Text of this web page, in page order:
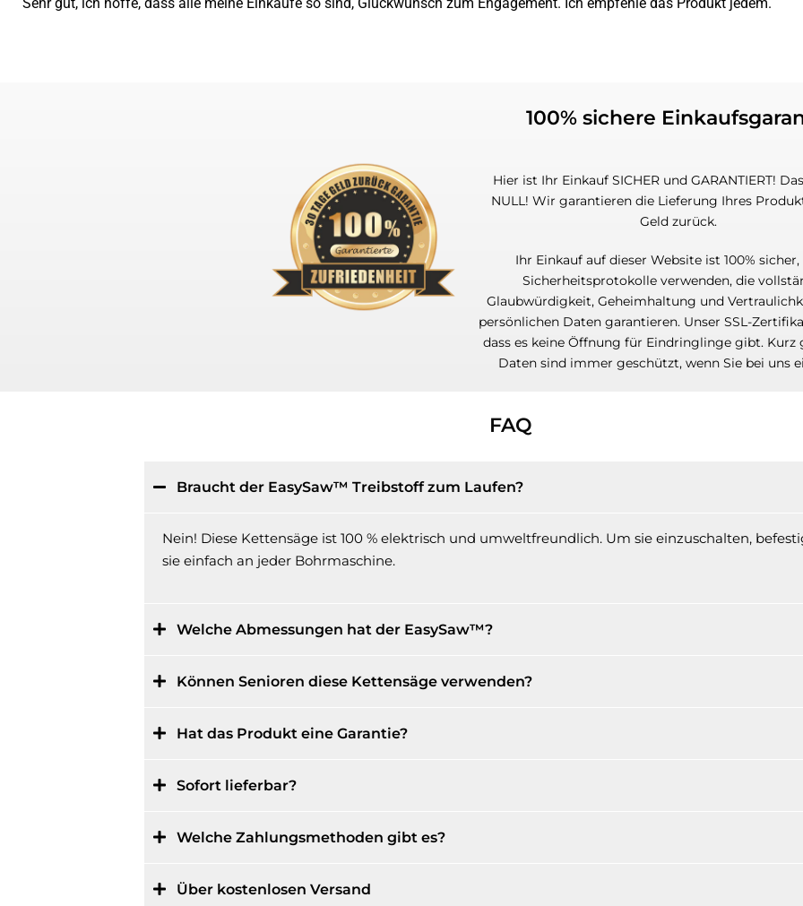
100% sichere
Hier ist Ihr Einkauf SICHER und GARANTIERT!
NULL! Wir garantieren die Lieferung Ihres
Geld zurück.
Ihr Einkauf auf dieser Website ist 100%
Sicherheitsprotokolle verwenden, die
Glaubwürdigkeit, Geheimhaltung und
persönlichen Daten garantieren. Unser SSL-
dass es keine Öffnung für Eindringlinge gibt. Kurz
Daten sind immer geschützt, wenn Sie bei uns
FAQ
Braucht der EasySaw™ Treibstoff zum Laufen?
Nein! Diese Kettensäge ist 100 % elektrisch und umweltfreundlich. Um sie einzuschalten,
sie einfach an jeder Bohrmaschine.
Welche Abmessungen hat der EasySaw™?
Können Senioren diese Kettensäge verwenden?
Hat das Produkt eine Garantie?
Sofort lieferbar?
Welche Zahlungsmethoden gibt es?
Über kostenlosen Versand